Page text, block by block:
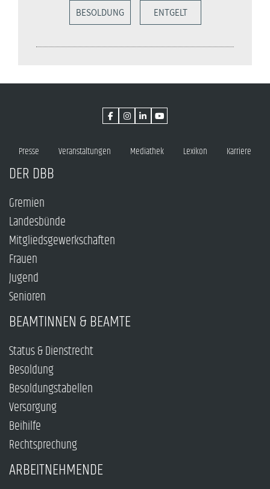
BESOLDUNG ENTGELT
Presse Veranstaltungen Mediathek Lexikon Karriere
DER DBB
Gremien
Landesbünde
Mitgliedsgewerkschaften
Frauen
Jugend
Senioren
BEAMTINNEN & BEAMTE
Status & Dienstrecht
Besoldung
Besoldungstabellen
Versorgung
Beihilfe
Rechtsprechung
ARBEITNEHMENDE